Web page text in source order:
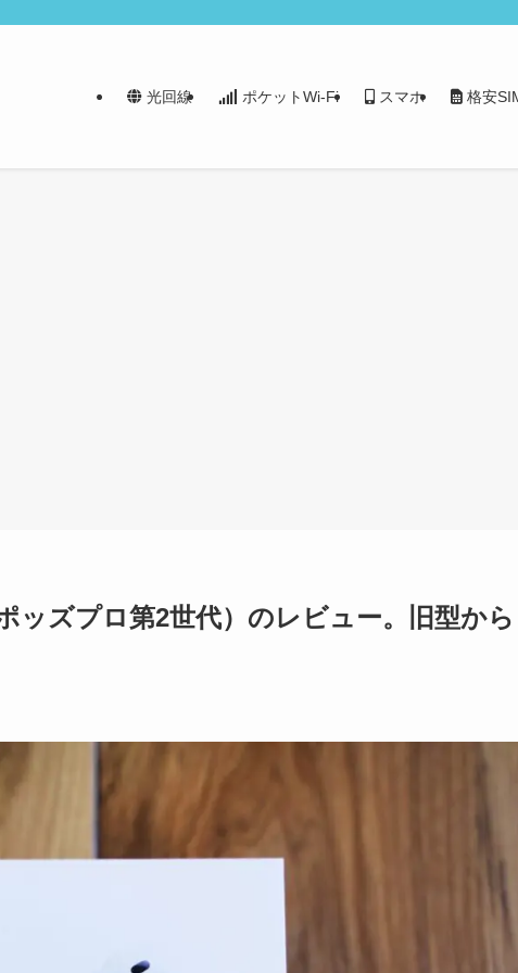
光回線 ポケットWi-Fi スマホ 格安
ッズプロ第2世代）のレビュー。旧型から